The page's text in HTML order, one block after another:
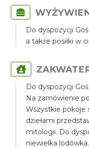
Do dyspozycji
a także posiłki w
Do dyspozycji
Na zamówienie
Wszystkie pokoje
dziełami
mitologii. Do
niewielka lodówka.